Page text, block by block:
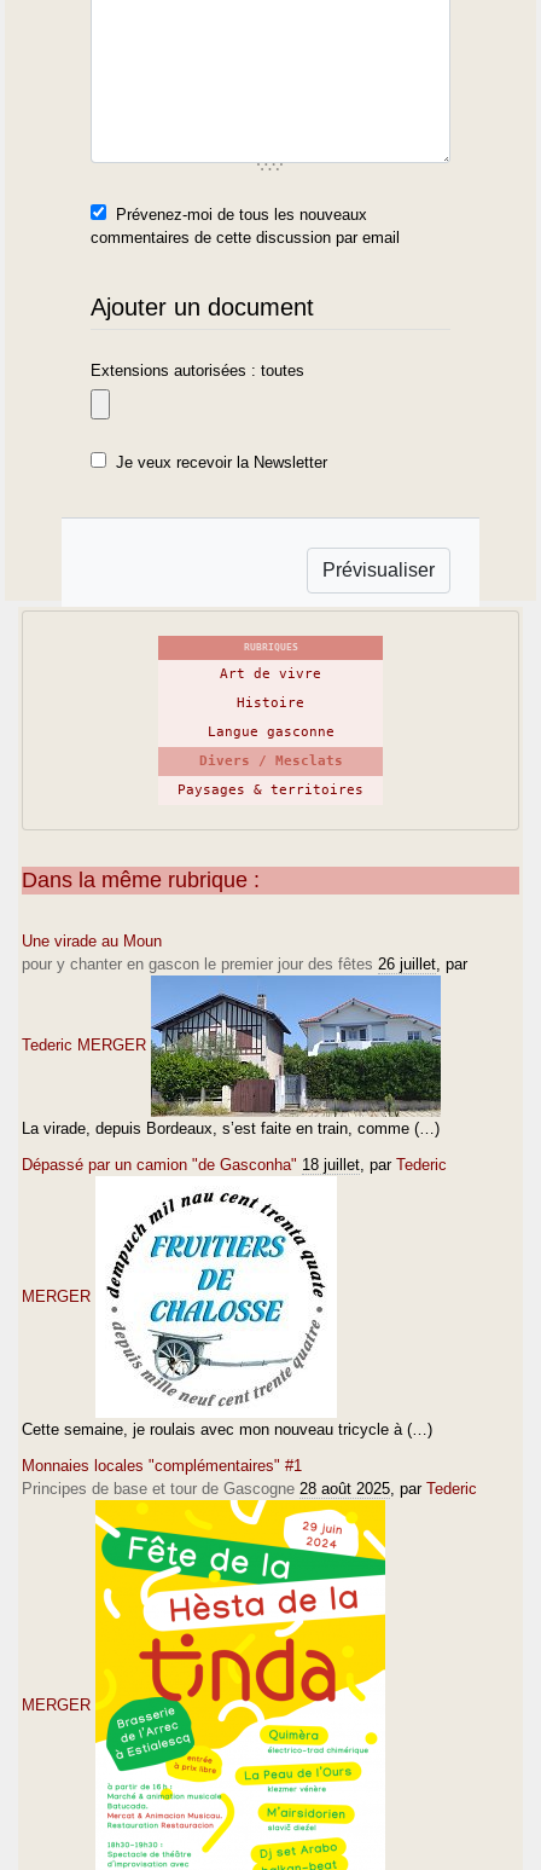
Prévenez-moi de tous les nouveaux
commentaires de cette discussion par email
Ajouter un document
Extensions autorisées : toutes
Je veux recevoir la Newsletter
RUBRIQUES
Art de vivre
Histoire
Langue gasconne
Divers / Mesclats
Paysages & territoires
Dans la même rubrique :
Une virade au Moun
pour y chanter en gascon le premier jour des fêtes 26 juillet , par
Tederic MERGER
La virade, depuis Bordeaux, s’est faite en train, comme (…)
Dépassé par un camion "de Gasconha" 18 juillet , par Tederic
MERGER
Cette semaine, je roulais avec mon nouveau tricycle à (…)
Monnaies locales "complémentaires" #1
Principes de base et tour de Gascogne 28 août 2025 , par Tederic
MERGER